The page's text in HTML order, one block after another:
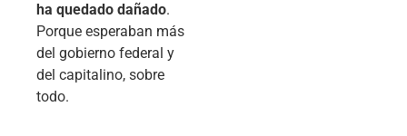
ha quedado dañado.
Porque esperaban más
del gobierno federal y
del capitalino, sobre
todo.